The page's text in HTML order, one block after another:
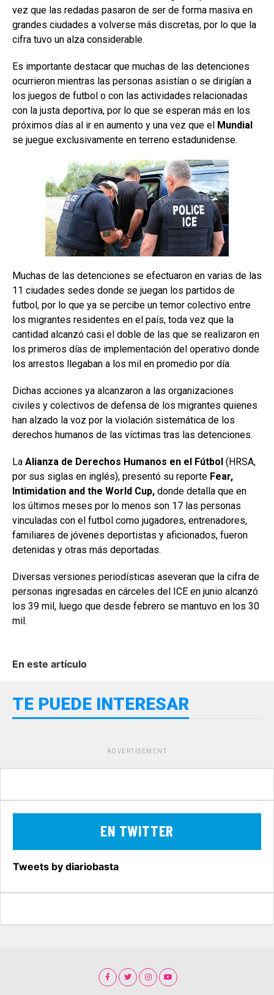
vez que las redadas pasaron de ser de forma masiva en
grandes ciudades a volverse más discretas, por lo que la
cifra tuvo un alza considerable.
Es importante destacar que muchas de las detenciones
ocurrieron mientras las personas asistían o se dirigían a
los juegos de futbol o con las actividades relacionadas
con la justa deportiva, por lo que se esperan más en los
próximos días al ir en aumento y una vez que el Mundial
se juegue exclusivamente en terreno estadunidense.
Muchas de las detenciones se efectuaron en varias de las
11 ciudades sedes donde se juegan los partidos de
futbol, por lo que ya se percibe un temor colectivo entre
los migrantes residentes en el país, toda vez que la
cantidad alcanzó casi el doble de las que se realizaron en
los primeros días de implementación del operativo donde
los arrestos llegaban a los mil en promedio por día.
Dichas acciones ya alcanzaron a las organizaciones
civiles y colectivos de defensa de los migrantes quienes
han alzado la voz por la violación sistemática de los
derechos humanos de las víctimas tras las detenciones.
La Alianza de Derechos Humanos en el Fútbol (HRSA,
por sus siglas en inglés), presentó su reporte Fear,
Intimidation and the World Cup, donde detalla que en
los últimos meses por lo menos son 17 las personas
vinculadas con el futbol como jugadores, entrenadores,
familiares de jóvenes deportistas y aficionados, fueron
detenidas y otras más deportadas.
Diversas versiones periodísticas aseveran que la cifra de
personas ingresadas en cárceles del ICE en junio alcanzó
los 39 mil, luego que desde febrero se mantuvo en los 30
mil.
En este artículo
TE PUEDE INTERESAR
ADVERTISEMENT
EN TWITTER
Tweets by diariobasta